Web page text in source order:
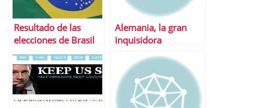
Resultado de las
elecciones de Brasil
2010
Alemania, la gran
inquisidora